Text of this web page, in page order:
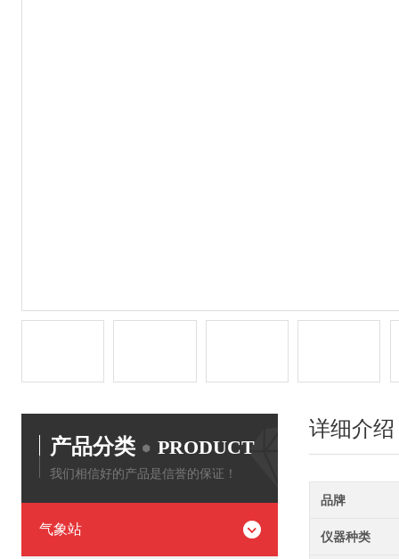
产品分类 PRODUCT
我们相信好的产品是信誉的保证！
气象站
详细介绍
品牌
仪器种类